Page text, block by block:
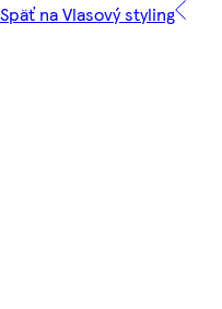
Späť na Vlasový styling